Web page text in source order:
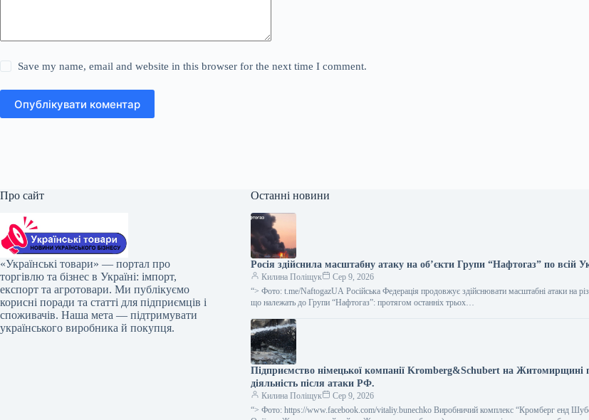
Save my name, email and website in this browser for the next time I comment.
Опублікувати коментар
Про сайт
«Українські товари» — портал про
торгівлю та бізнес в Україні: імпорт,
експорт та агротовари. Ми публікуємо
корисні поради та статті для підприємців і
споживачів. Наша мета — підтримувати
українського виробника й покупця.
Останні новини
Росія здійснила масштабну атаку на об’єкти Групи “Нафтогаз” по всій
Килина Поліщук
Сер 9, 2026
“> Фото: t.me/NaftogazUA Російська Федерація продовжує здійснювати масштабні атаки на
що належать до Групи “Нафтогаз”: протягом останніх трьох…
Підприємство німецької компанії Kromberg&Schubert на Житомирщині
діяльність після атаки РФ.
Килина Поліщук
Сер 9, 2026
“> Фото: https://www.facebook.com/vitaliy.bunechko Виробничий комплекс “Кромберг енд